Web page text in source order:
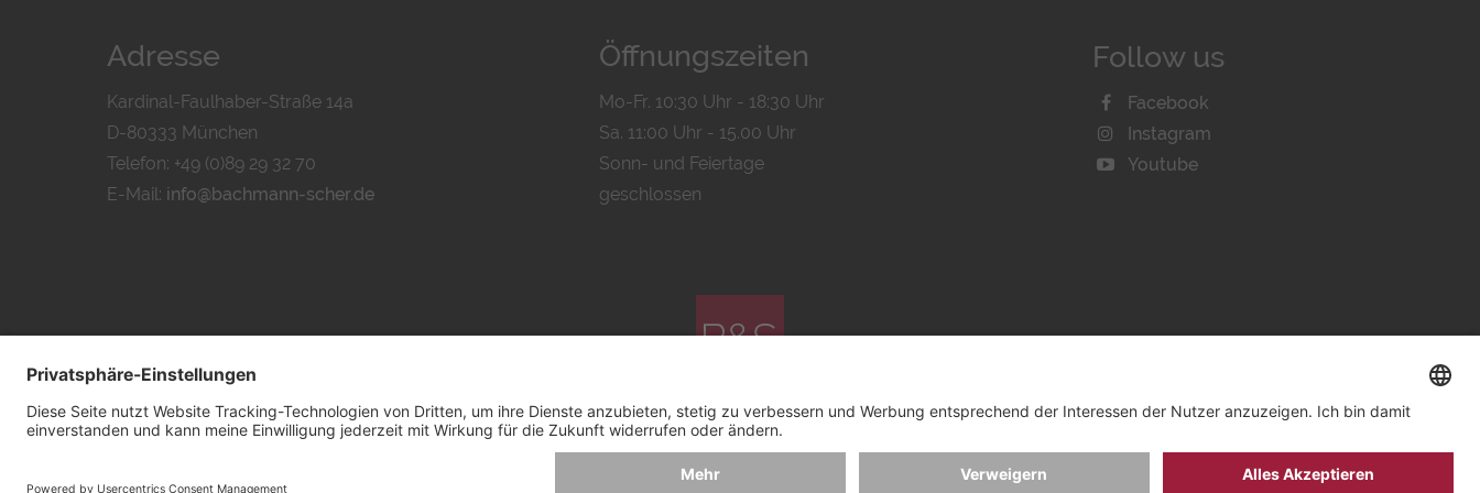
Adresse
Kardinal-Faulhaber-Straße 14a
D-80333 München
Telefon: +49 (0)89 29 32 70
E-Mail: info@bachmann-scher.de
Öffnungszeiten
Mo-Fr. 10:30 Uhr - 18:30 Uhr
Sa. 11:00 Uhr - 15.00 Uhr
Sonn- und Feiertage
geschlossen
Follow us
Facebook
Instagram
Youtube
© 2026 by Bachmann & Scher GmbH / Watchandco GmbH
VERSANDKOSTEN COOKIE-EINSTELLUNGEN